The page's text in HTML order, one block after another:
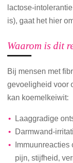
lactose-
is), gaat het hier
Waarom is dit
Bij mensen met
gevoeligheid voor
kan koemelkeiwit:
Laaggradige
Darmwand-
Immuunreacties
pijn, stijfheid,